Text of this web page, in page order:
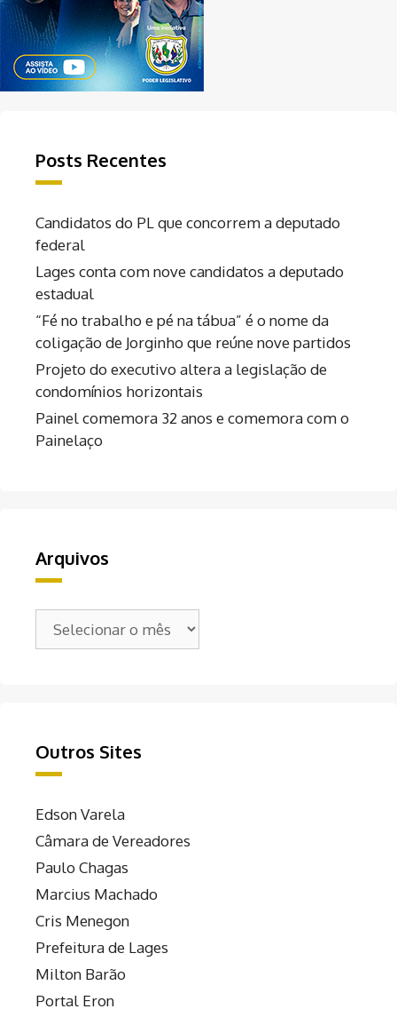
Posts Recentes
Candidatos do PL que concorrem a deputado
federal
Lages conta com nove candidatos a deputado
estadual
“Fé no trabalho e pé na tábua” é o nome da
coligação de Jorginho que reúne nove partidos
Projeto do executivo altera a legislação de
condomínios horizontais
Painel comemora 32 anos e comemora com o
Painelaço
Arquivos
Outros Sites
Edson Varela
Câmara de Vereadores
Paulo Chagas
Marcius Machado
Cris Menegon
Prefeitura de Lages
Milton Barão
Portal Eron